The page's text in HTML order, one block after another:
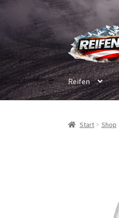
Navigation
springen
Inhalt
springen
Reifen
Start Shop